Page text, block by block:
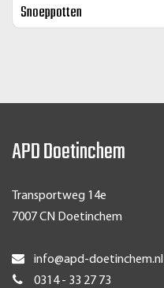
Snoeppotten
APD Doetinchem
Transportweg 14e
7007 CN Doetinchem
info@apd-doetinchem.nl
0314 - 33 27 73